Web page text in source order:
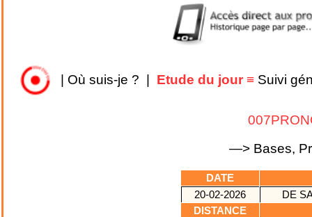
| Où suis-je ? | Etude du jour ≡ Suivi
—> Bases,
DATE
20-02-2026
DE
DISTANCE